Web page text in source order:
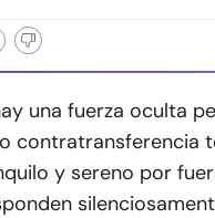
una fuerza oculta
contratransferencia
y sereno por